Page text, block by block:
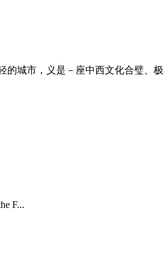
的城市，义是－座中西文化合璧、
F...